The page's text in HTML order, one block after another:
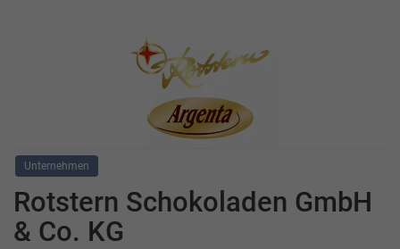
Unternehmen
Rotstern Schokoladen GmbH
& Co. KG